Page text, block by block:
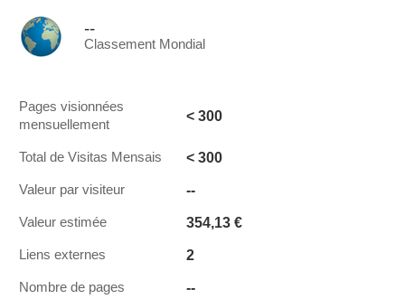
--
Classement Mondial
Pages visionnées
mensuellement
< 300
Total de Visitas Mensais < 300
Valeur par visiteur --
Valeur estimée 354,13 €
Liens externes 2
Nombre de pages --